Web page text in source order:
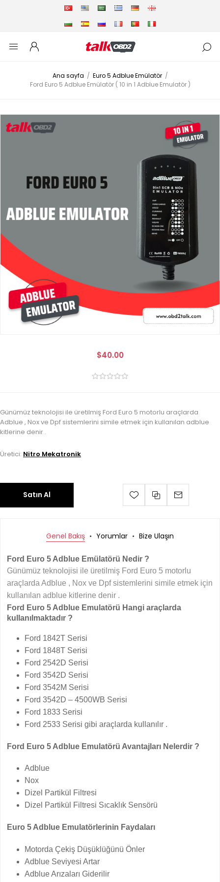
Ana sayfa / Euro 5 Adblue Emülatör /
Ford Euro 5 Adblue Emülatör ( 10 in 1 Adblue Emulatör )
$40.00
Günümüz teknolojisi ile üretilmiş Ford Euro 5 motorlu araçlarda
Adblue , Nox ve Dpf sistemlerini simile etmek için kullanılan adblue
kitlerine denir .
Üretici: Nitro Mekatronik
Satın Al
Genel Bakış Yorumlar Bize Ulaşın
Ford Euro 5 Adblue Emülatörü Nedir ?
Günümüz teknolojisi ile üretilmiş Ford Euro 5 motorlu
araçlarda Adblue , Nox ve Dpf sistemlerini simile etmek için
kullanılan adblue kitlerine denir .
Ford Euro 5 Adblue Emulatörü Hangi araçlarda
kullanılmaktadır ?
Ford 1842T Serisi
Ford 1848T Serisi
Ford 2542D Serisi
Ford 3542D Serisi
Ford 3542M Serisi
Ford 3542D – 4500WB Serisi
Ford 1833 Serisi
Ford 2533 Serisi gibi araçlarda kullanılır .
Ford Euro 5 Adblue Emulatörü Avantajları Nelerdir ?
Adblue
Nox
Dizel Partikül Filtresi
Dizel Partikül Filtresi Sıcaklık Sensörü
Euro 5 Adblue Emulatörlerinin Faydaları
Motorda Çekiş Düşüklüğünü Önler
Adblue Seviyesi Artar
Adblue Arızaları Giderilir